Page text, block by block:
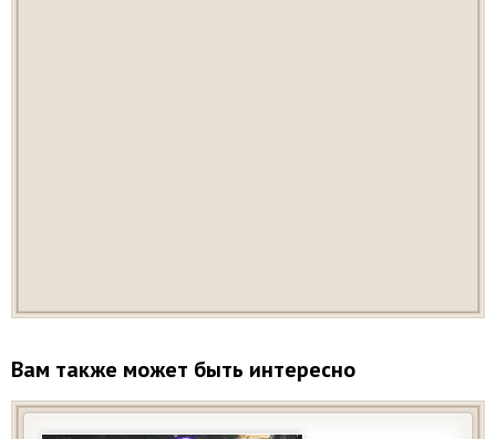
Вам также может быть интересно